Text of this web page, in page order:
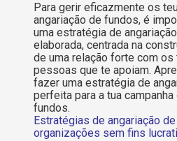
Para gerir eficazmente os
angariação de fundos, é
uma estratégia de
elaborada, centrada na
de uma relação forte com
pessoas que te apoiam.
fazer uma estratégia de
perfeita para a tua
fundos.
Estratégias de angariação
organizações sem fins